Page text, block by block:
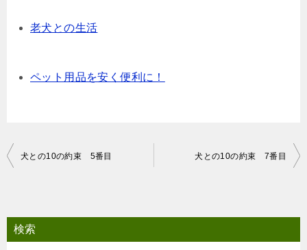
老犬との生活
ペット用品を安く便利に！
投
ビ
ゲ
犬との10の約束 5番目 犬との10の約束 7番目
検索